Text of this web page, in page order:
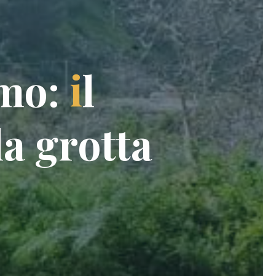
o:il
agrott
ta